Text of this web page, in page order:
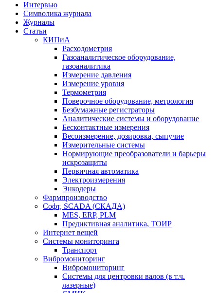
Интервью
Символика журнала
Журналы
Статьи
КИПиА
Расходометрия
Газоаналитическое оборудование,
газоаналитика
Измерение давления
Измерение уровня
Термометрия
Поверочное оборудование, метрология
Безбумажные регистраторы
Аналитические системы и оборудование
Бесконтактные измерения
Весоизмерение, дозировка, сыпучие
Измерительные системы
Нормирующие преобразователи и барьеры
искрозащиты
Первичная автоматика
Электроизмерения
Энкодеры
Фармпроизводство
Софт, SCADA (СКАДА)
MES, ERP, PLM
Предиктивная аналитика, ТОИР
Интернет вещей
Системы мониторинга
Транспорт
Вибромониторинг
Вибромониторинг
Системы для центровки валов (в т.ч.
лазерные)